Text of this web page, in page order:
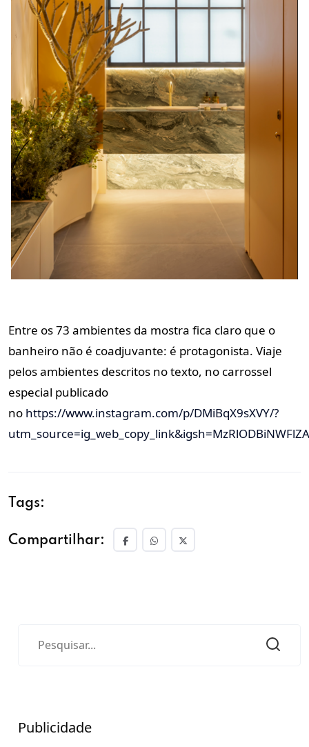
Entre os 73 ambientes da mostra fica claro que o
banheiro não é coadjuvante: é protagonista. Viaje
pelos ambientes descritos no texto, no carrossel
especial publicado
no https://www.instagram.com/p/DMiBqX9sXVY/?
Tags:
Compartilhar:
Publicidade